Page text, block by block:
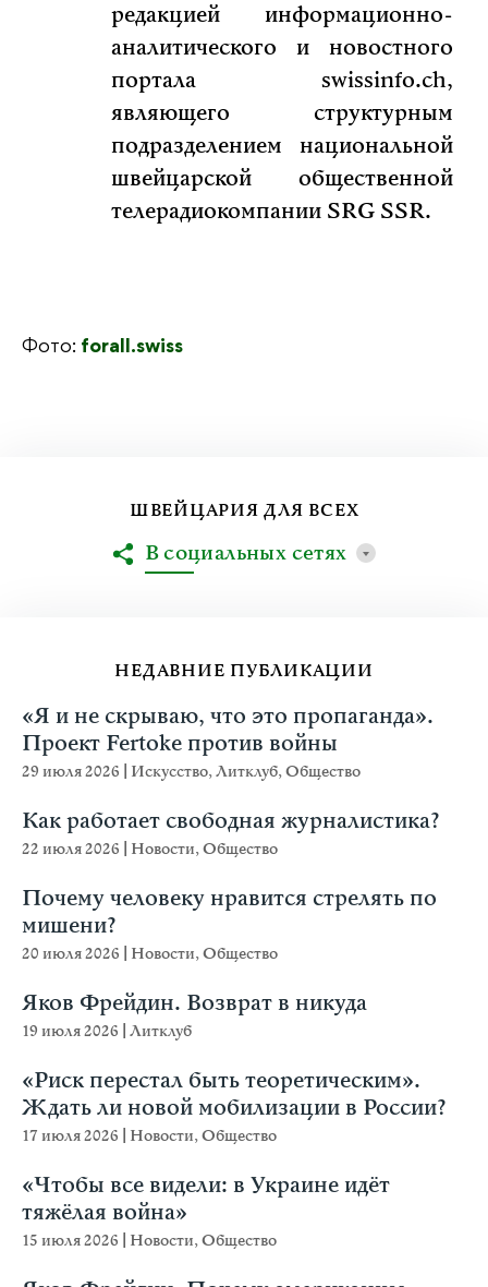
редакцией информационно-
аналитического и новостного
портала swissinfo.ch,
являющего структурным
подразделением национальной
швейцарской общественной
телерадиокомпании SRG SSR.
Фото: forall.swiss
НЕДАВНИЕ ПУБЛИКАЦИИ
«Я и не скрываю, что это пропаганда».
Проект Fertoke против войны
29 июля 2026 Искусство,Литклуб,Общество
Как работает свободная журналистика?
22 июля 2026 Новости,Общество
Почему человеку нравится стрелять по
мишени?
20 июля 2026 Новости,Общество
Яков Фрейдин. Возврат в никуда
19 июля 2026 Литклуб
«Риск перестал быть теоретическим».
Ждать ли новой мобилизации в России?
17 июля 2026 Новости,Общество
«Чтобы все видели: в Украине идёт
тяжёлая война»
15 июля 2026 Новости,Общество
ШВЕЙЦАРИЯ ДЛЯ ВСЕХ
В социальных сетях